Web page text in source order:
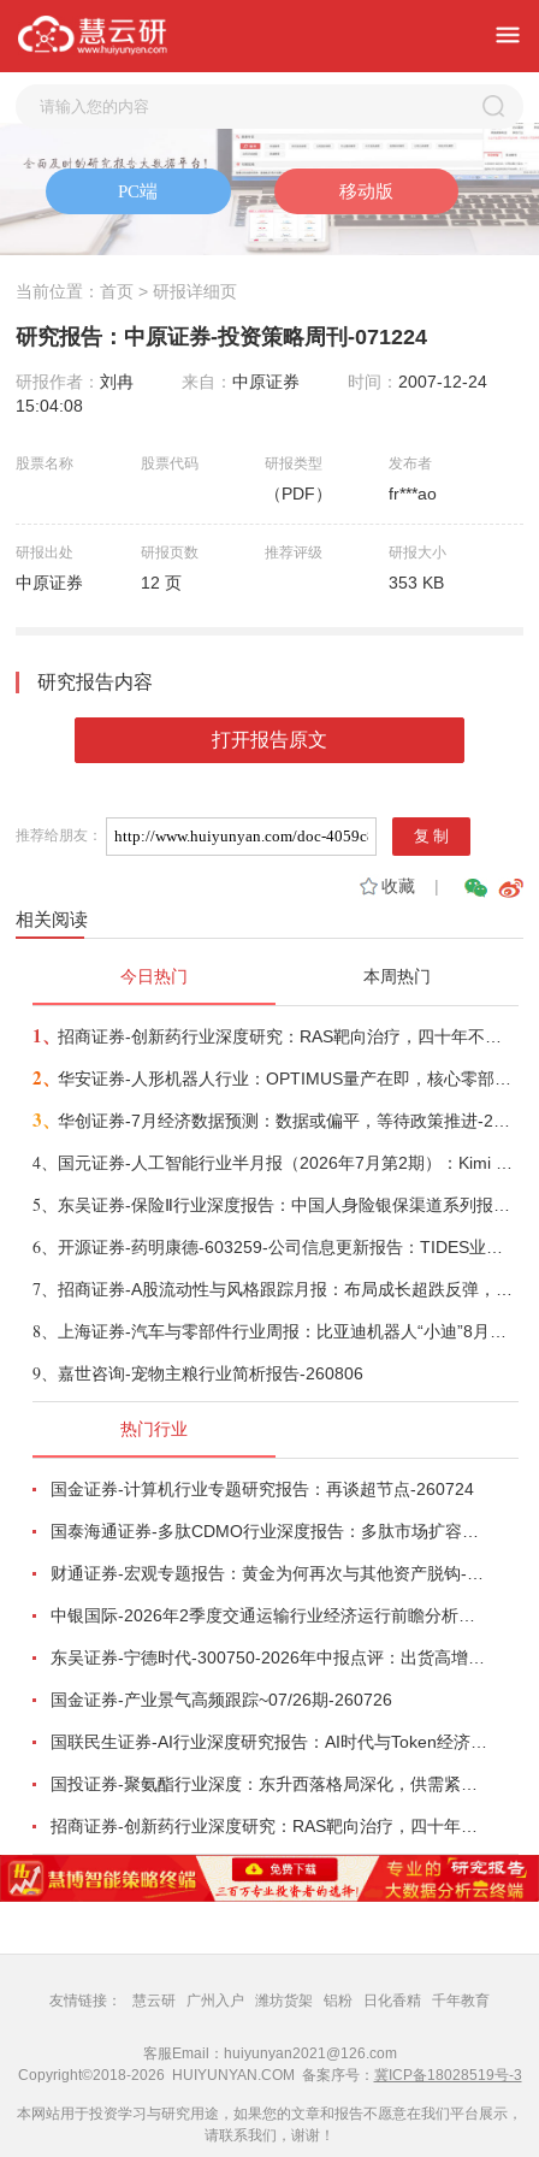
当前位置：首页 > 研报详细页
研究报告：中原证券-投资策略周刊-071224
研报作者：刘冉 来自：中原证券 时间： 2007-12-24
15:04:08
股票名称 股票代码 研报类型
（PDF）
发布者
fr***ao
研报出处
中原证券
研报页数
12 页
推荐评级 研报大小
353 KB
研究报告内容
打开报告原文
推荐给朋友：
收藏|
相关阅读
今日热门 本周热门
1、
2、
3、
4、
5、
6、
7、
8、
9、 嘉世咨询-宠物主粮行业简析报告-260806
热门行业
国金证券-计算机行业专题研究报告：再谈超节点-260724
中银国际-2026年2季度交通运输行业经济运行前瞻分析：地缘冲突致航运和航空景气度分化，交通基础设施板块总体呈现稳健特征-260724
东吴证券-宁德时代-300750-2026年中报点评：出货高增业绩稳健，回购彰显龙头信心-260726
国金证券-产业景气高频跟踪~07/26期-260726
国联民生证券-AI行业深度研究报告：AI时代与Token经济，从技术符号到数字石油-260801
招商证券-创新药行业深度研究：RAS靶向治疗，四十年不可成药的终结，与终结之后的治疗格局演化-260805
友情链接： 慧云研 广州入户 潍坊货架 铝粉 日化香精 千年教育
客服Email：huiyunyan2021@126.com
Copyright©2018-2026 HUIYUNYAN.COM 备案序号： 冀ICP备18028519号-3
本网站用于投资学习与研究用途，如果您的文章和报告不愿意在我们平台展示，
请联系我们，谢谢！